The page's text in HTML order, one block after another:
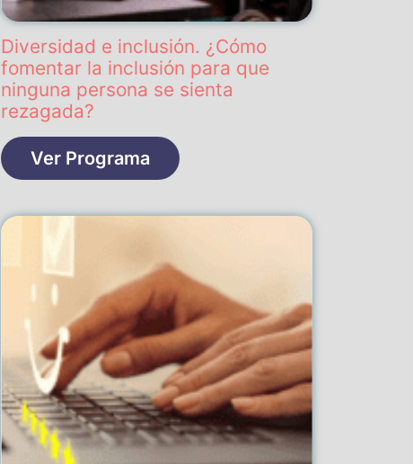
Diversidad e inclusión. ¿Cómo
fomentar la inclusión para que
ninguna persona se sienta
rezagada?
Ver Programa